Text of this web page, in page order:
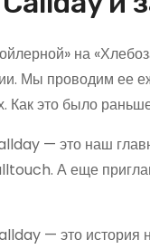
на
Мы проводим ее
Как это было
— это наш
А еще
— это история